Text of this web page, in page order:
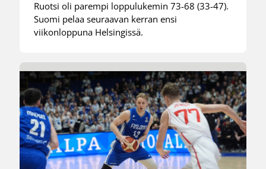
Ruotsi oli parempi loppulukemin 73-68 (33-47).
Suomi pelaa seuraavan kerran ensi
viikonloppuna Helsingissä.